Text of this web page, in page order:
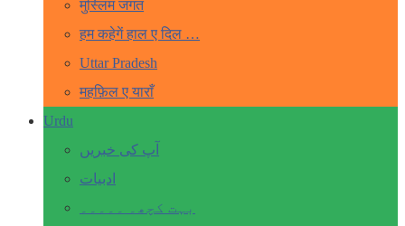
मुस्लिम जगत
हम कहेगें हाल ए दिल …
Uttar Pradesh
महफ़िल ए याराँ
Urdu
آپ کی خبریں
ادبیات
بہت کچھ۔ ۔۔۔۔۔